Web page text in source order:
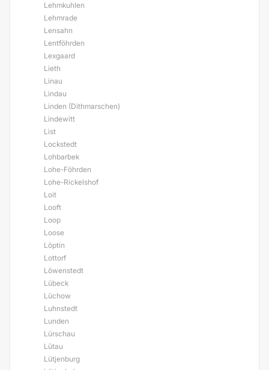
Lehmkuhlen
Lehmrade
Lensahn
Lentföhrden
Lexgaard
Lieth
Linau
Lindau
Linden (Dithmarschen)
Lindewitt
List
Lockstedt
Lohbarbek
Lohe-Föhrden
Lohe-Rickelshof
Loit
Looft
Loop
Loose
Löptin
Lottorf
Löwenstedt
Lübeck
Lüchow
Luhnstedt
Lunden
Lürschau
Lütau
Lütjenburg